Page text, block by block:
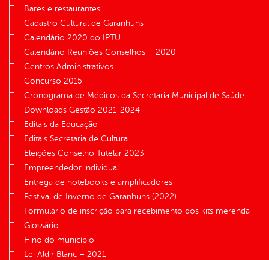
Bares e restaurantes
Cadastro Cultural de Garanhuns
Calendário 2020 do IPTU
Calendário Reuniões Conselhos – 2020
Centros Administrativos
Concurso 2015
Cronograma de Médicos da Secretaria Municipal de Saúde
Downloads Gestão 2021-2024
Editais da Educação
Editais Secretaria de Cultura
Eleições Conselho Tutelar 2023
Empreendedor individual
Entrega de notebooks e amplificadores
Festival de Inverno de Garanhuns (2022)
Formulário de inscrição para recebimento dos kits merenda
Glossário
Hino do município
Lei Aldir Blanc – 2021